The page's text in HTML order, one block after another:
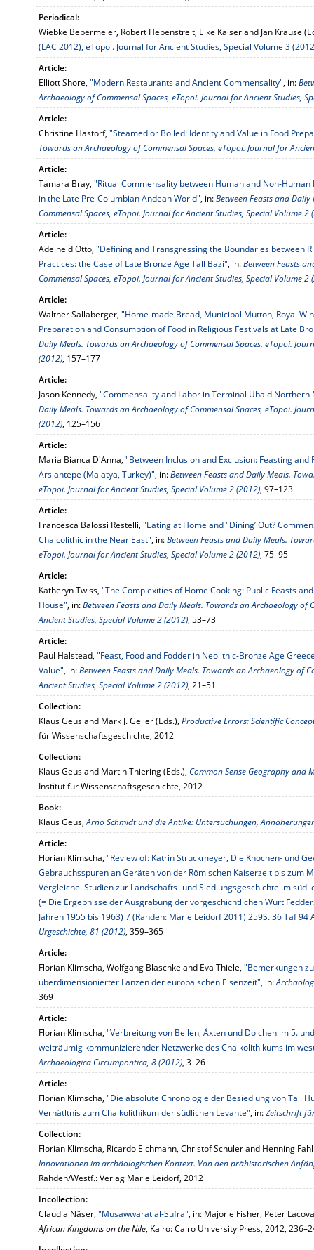
Periodical:
Wiebke Bebermeier, Robert Hebenstreit, Elke Kaiser and Jan Krause
(LAC 2012), eTopoi. Journal for Ancient Studies, Special Volume 3
Article:
Elliott Shore, "Modern Restaurants and Ancient Commensality", in:
Archaeology of Commensal Spaces, eTopoi. Journal for Ancient Studies,
Article:
Christine Hastorf, "Steamed or Boiled: Identity and Value in Food
Towards an Archaeology of Commensal Spaces, eTopoi. Journal for
Article:
Tamara Bray, "Ritual Commensality between Human and Non-
in the Late Pre-Columbian Andean World", in:Between Feasts and
Commensal Spaces, eTopoi. Journal for Ancient Studies, Special Volume 2
Article:
Adelheid Otto, "Defining and Transgressing the Boundaries between
Practices: the Case of Late Bronze Age Tall Bazi", in:Between Feasts
Commensal Spaces, eTopoi. Journal for Ancient Studies, Special Volume 2
Article:
Walther Sallaberger, "Home-made Bread, Municipal Mutton, Royal
Preparation and Consumption of Food in Religious Festivals at Late
Daily Meals. Towards an Archaeology of Commensal Spaces, eTopoi.
(2012), 157–177
Article:
Jason Kennedy, "Commensality and Labor in Terminal Ubaid Northern
Daily Meals. Towards an Archaeology of Commensal Spaces, eTopoi.
(2012), 125–156
Article:
Maria Bianca D'Anna, "Between Inclusion and Exclusion: Feasting
Arslantepe (Malatya, Turkey)", in:Between Feasts and Daily Meals.
eTopoi. Journal for Ancient Studies, Special Volume 2 (2012), 97–123
Article:
Francesca Balossi Restelli, "Eating at Home and "Dining’ Out?
Chalcolithic in the Near East", in:Between Feasts and Daily Meals.
eTopoi. Journal for Ancient Studies, Special Volume 2 (2012), 75–95
Article:
Katheryn Twiss, "The Complexities of Home Cooking: Public Feasts
House", in:Between Feasts and Daily Meals. Towards an Archaeology of
Ancient Studies, Special Volume 2 (2012), 53–73
Article:
Paul Halstead, "Feast, Food and Fodder in Neolithic-Bronze Age
Value", in:Between Feasts and Daily Meals. Towards an Archaeology of
Ancient Studies, Special Volume 2 (2012), 21–51
Collection:
Klaus Geus and Mark J. Geller (Eds.), Productive Errors: Scientific
für Wissenschaftsgeschichte, 2012
Collection:
Klaus Geus and Martin Thiering (Eds.), Common Sense Geography and
Institut für Wissenschaftsgeschichte, 2012
Book:
Klaus Geus,Arno Schmidt und die Antike: Untersuchungen,
Article:
Florian Klimscha, "Review of: Katrin Struckmeyer, Die Knochen- und
Gebrauchsspuren an Geräten von der Römischen Kaiserzeit bis zum
Vergleiche. Studien zur Landschafts- und Siedlungsgeschichte im
(= Die Ergebnisse der Ausgrabung der vorgeschichtlichen Wurt
Jahren 1955 bis 1963) 7 (Rahden: Marie Leidorf 2011) 259S. 36 Taf 94
Urgeschichte, 81 (2012), 359–365
Article:
Florian Klimscha, Wolfgang Blaschke and Eva Thiele, "Bemerkungen
überdimensionierter Lanzen der europäischen Eisenzeit", in:
369
Article:
Florian Klimscha, "Verbreitung von Beilen, Äxten und Dolchen im 5.
weiträumig kommunizierender Netzwerke des Chalkolithikums im
Archaeologica Circumpontica, 8 (2012), 3–26
Article:
Florian Klimscha, "Die absolute Chronologie der Besiedlung von Tall
Verhätltnis zum Chalkolithikum der südlichen Levante", in:Zeitschrift
Collection:
Florian Klimscha, Ricardo Eichmann, Christof Schuler and Henning
Innovationen im archäologischen Kontext. Von den prähistorischen
Rahden/Westf.: Verlag Marie Leidorf, 2012
Incollection:
Claudia Näser, "Musawwarat al-Sufra", in: Majorie Fisher, Peter
African Kingdoms on the Nile, Kairo: Cairo University Press, 2012,